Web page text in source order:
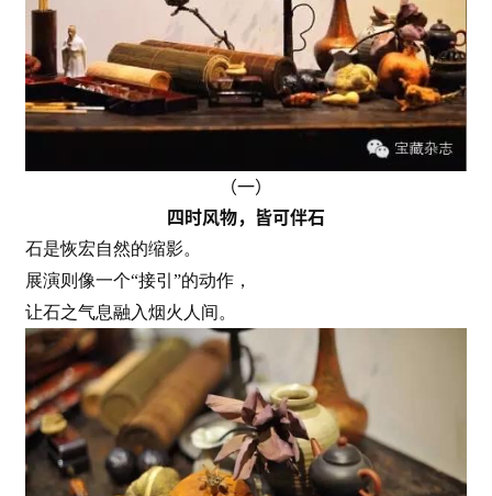
（一）
四时风物，皆可伴石
石是恢宏自然的缩影。
展演则像一个“接引”的动作，
让石之气息融入烟火人间。